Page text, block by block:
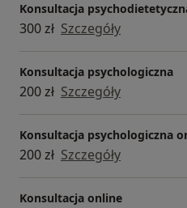
Konsultacja
300 zł Szczegóły
Konsultacja psychologiczna
200 zł Szczegóły
Konsultacja psychologiczna
200 zł Szczegóły
Konsultacja online